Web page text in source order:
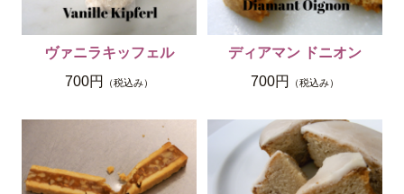
ヴァニラキッフェル
700円
（税込み）
ディアマン ドニオン
700円
（税込み）